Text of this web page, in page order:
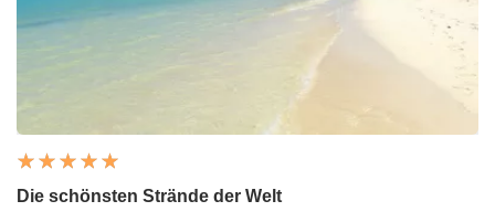
Die schönsten Strände der Welt